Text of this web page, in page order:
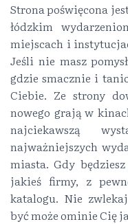
Strona poświęcona
łódzkim
miejscach i
Jeśli nie masz
gdzie smacznie i
Ciebie. Ze strony
nowego grają w
najciekawszą
najważniejszych
miasta. Gdy
jakieś firmy, z
katalogu. Nie
być może ominie Cię